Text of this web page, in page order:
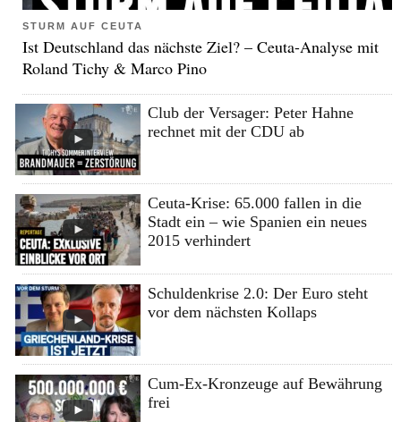
STURM AUF CEUTA
Ist Deutschland das nächste Ziel? – Ceuta-Analyse mit
Roland Tichy & Marco Pino
Club der Versager: Peter Hahne
rechnet mit der CDU ab
Ceuta-Krise: 65.000 fallen in die
Stadt ein – wie Spanien ein neues
2015 verhindert
Schuldenkrise 2.0: Der Euro steht
vor dem nächsten Kollaps
Cum-Ex-Kronzeuge auf Bewährung
frei